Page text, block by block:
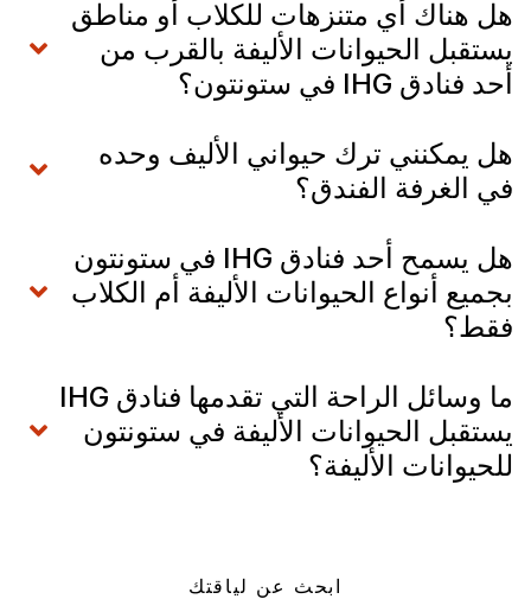
هل هناك أي متنزهات للكلاب أو مناطق
يستقبل الحيوانات الأليفة بالقرب من
أحد فنادق IHG في ستونتون؟
هل يمكنني ترك حيواني الأليف وحده
في الغرفة الفندق؟
هل يسمح أحد فنادق IHG في ستونتون
بجميع أنواع الحيوانات الأليفة أم الكلاب
فقط؟
ما وسائل الراحة التي تقدمها فنادق IHG
يستقبل الحيوانات الأليفة في ستونتون
للحيوانات الأليفة؟
ابحث عن لياقتك